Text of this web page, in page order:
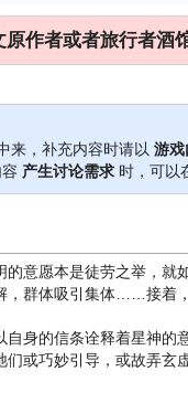
作者或者旅行者酒
来，补充内容时请以 游戏
产生讨论需求 时，可以
的意愿本是徒劳之举，
，群体吸引集体……接着
自身的信条诠释着星神的
们或巧妙引导，或故弄玄